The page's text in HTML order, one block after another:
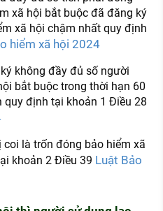
xã hội bắt buộc đã đăng ký
xã hội chậm nhất quy định
hiểm xã hội 2024
không đầy đủ số người
bắt buộc trong thời hạn 60
quy định tại khoản 1 Điều 28
là trốn đóng bảo hiểm xã
khoản 2 Điều 39 Luật Bảo